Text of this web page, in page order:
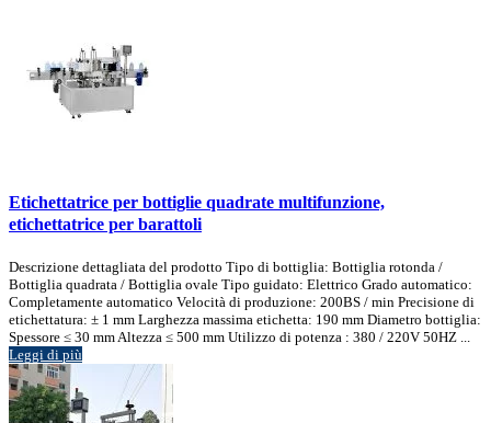
Etichettatrice per bottiglie quadrate multifunzione,
etichettatrice per barattoli
Descrizione dettagliata del prodotto Tipo di bottiglia: Bottiglia rotonda /
Bottiglia quadrata / Bottiglia ovale Tipo guidato: Elettrico Grado automatico:
Completamente automatico Velocità di produzione: 200BS / min Precisione di
etichettatura: ± 1 mm Larghezza massima etichetta: 190 mm Diametro bottiglia:
Spessore ≤ 30 mm Altezza ≤ 500 mm Utilizzo di potenza : 380 / 220V 50HZ ...
Leggi di più